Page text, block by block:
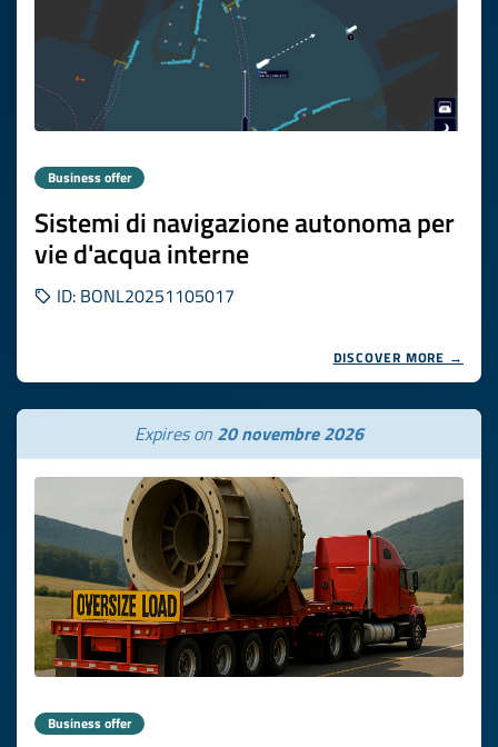
Business offer
Sistemi di navigazione autonoma per
vie d'acqua interne
ID: BONL20251105017
DISCOVER MORE →
Expires on 20 novembre 2026
Business offer